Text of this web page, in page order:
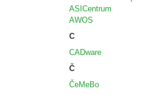
ASICentrum
AWOS
C
CADware
Č
ČeMeBo